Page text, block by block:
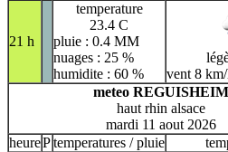
21 h
temperature
23.4 C
pluie : 0.4 MM
nuages : 25 %
humidite : 60 %
vent 8
meteo REGUISHEIM
haut rhin alsace
mardi 11 aout 2026
heurePtemperatures / pluie